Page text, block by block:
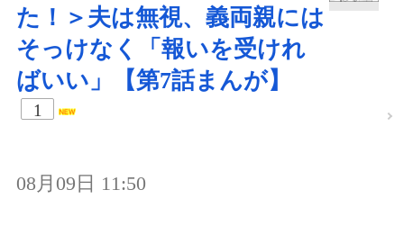
た！＞夫は無視、義両親には
そっけなく「報いを受けれ
ばいい」【第7話まんが】
1
08月09日 11:50